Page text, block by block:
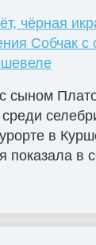
чёрная
Собчак с
сыном
в
показала в